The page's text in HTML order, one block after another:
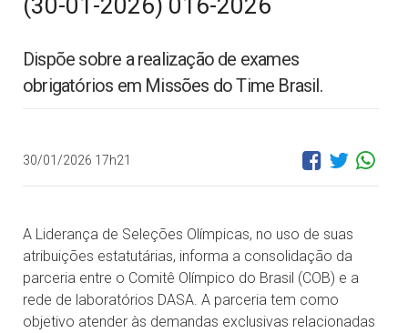
(30-01-2026) 016-2026
Dispõe sobre a realização de exames
obrigatórios em Missões do Time Brasil.
30/01/2026 17h21
A Liderança de Seleções Olímpicas, no uso de suas
atribuições estatutárias, informa a consolidação da
parceria entre o Comitê Olímpico do Brasil (COB) e a
rede de laboratórios DASA. A parceria tem como
objetivo atender às demandas exclusivas relacionadas